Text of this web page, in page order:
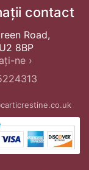
contact
Road,
8BP
ne ›